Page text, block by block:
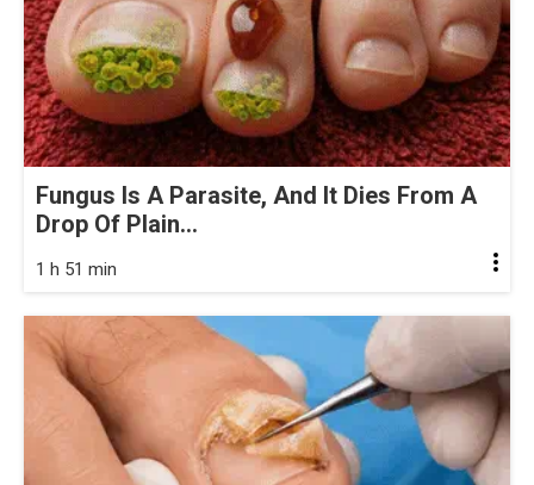
Fungus Is A Parasite, And It Dies From A
Drop Of Plain...
1 h 51 min